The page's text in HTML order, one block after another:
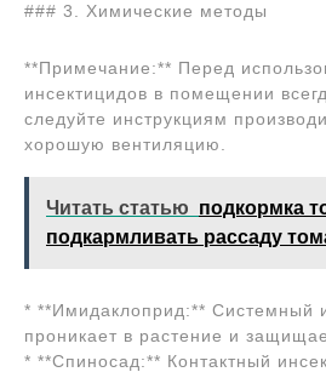
### 3. Химические методы
**Примечание:** Перед
инсектицидов в помещении
следуйте инструкциям
хорошую вентиляцию.
Читать статью подкормка
подкармливать рассаду
* **Имидаклоприд:** Системный
проникает в растение и
* **Спиносад:** Контактный